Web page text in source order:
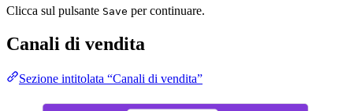
Clicca sul pulsante Save per continuare.
Canali di vendita
Sezione intitolata “Canali di vendita”